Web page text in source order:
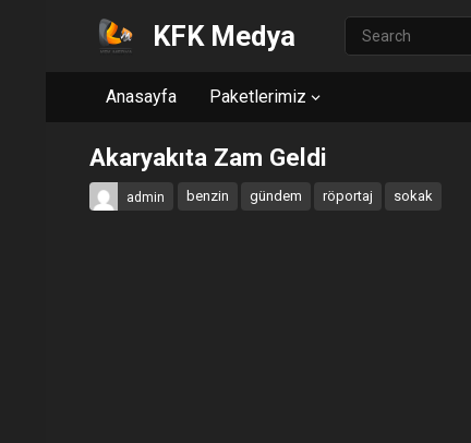
KFK Medya
Anasayfa Paketlerimiz
Akaryakıta Zam Geldi
admin benzin gündem röportaj sokak